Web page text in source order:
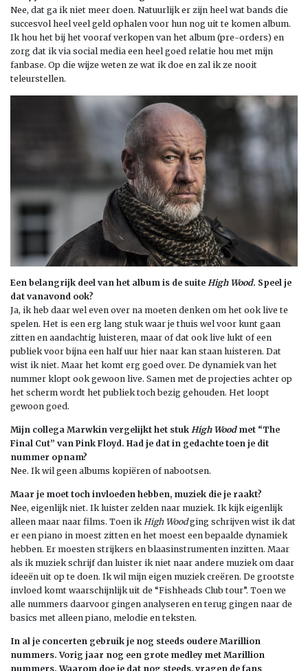
Nee, dat ga ik niet meer doen. Natuurlijk er zijn heel wat bands die
succesvol heel veel geld ophalen voor hun nog uit te komen album.
Ik hou het bij het vooraf verkopen van het album (pre-orders) en
zorg dat ik via social media een heel goed relatie hou met mijn
fanbase. Op die wijze weten ze wat ik doe en zal ik ze nooit
teleurstellen.
Een belangrijk deel van het album is de suite High Wood. Speel je
dat vanavond ook?
Ja, ik heb daar wel even over na moeten denken om het ook live te
spelen. Het is een erg lang stuk waar je thuis wel voor kunt gaan
zitten en aandachtig luisteren, maar of dat ook live lukt of een
publiek voor bijna een half uur hier naar kan staan luisteren. Dat
wist ik niet. Maar het komt erg goed over. De dynamiek van het
nummer klopt ook gewoon live. Samen met de projecties achter op
het scherm wordt het publiek toch bezig gehouden. Het loopt
gewoon goed.
Mijn collega Marwkin vergelijkt het stuk High Woodmet “The
Final Cut” van Pink Floyd. Had je dat in gedachte toen je dit
nummer opnam?
Nee. Ik wil geen albums kopiëren of nabootsen.
Maar je moet toch invloeden hebben, muziek die je raakt?
Nee, eigenlijk niet. Ik luister zelden naar muziek. Ik kijk eigenlijk
alleen maar naar films. Toen ikHigh Woodging schrijven wist ik dat
er een piano in moest zitten en het moest een bepaalde dynamiek
hebben. Er moesten strijkers en blaasinstrumenten inzitten. Maar
als ik muziek schrijf dan luister ik niet naar andere muziek om daar
ideeën uit op te doen. Ik wil mijn eigen muziek creëren. De grootste
invloed komt waarschijnlijk uit de “Fishheads Club tour”. Toen we
alle nummers daarvoor gingen analyseren en terug gingen naar de
basics met alleen piano, melodie en teksten.
In al je concerten gebruik je nog steeds oudere Marillion
nummers. Vorig jaar nog een grote medley met Marillion
nummers. Waarom doe je dat nog steeds, vragen de fans